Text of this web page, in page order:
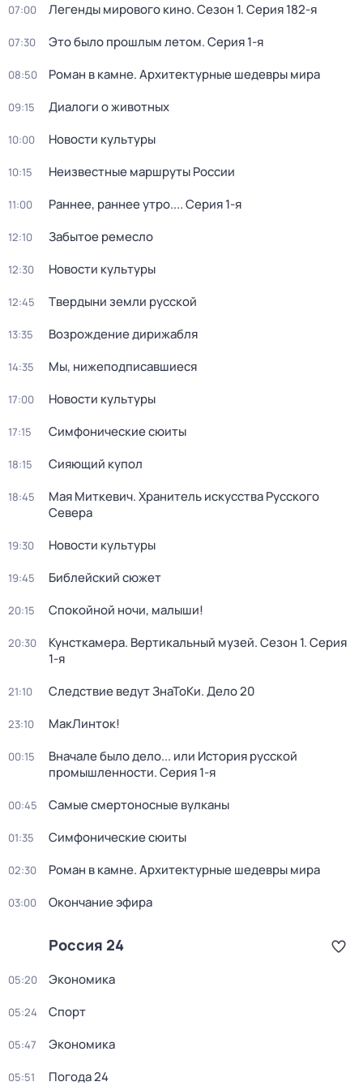
07:00 Легенды мирового кино. Сезон 1. Серия 182-я
07:30 Это было прошлым летом. Серия 1-я
08:50 Роман в камне. Архитектурные шедевры мира
09:15 Диалоги о животных
10:00 Новости культуры
10:15 Неизвестные маршруты России
11:00 Раннее, раннее утро.... Серия 1-я
12:10 Забытое ремесло
12:30 Новости культуры
12:45 Твердыни земли русской
13:35 Возрождение дирижабля
14:35 Мы, нижеподписавшиеся
17:00 Новости культуры
17:15 Симфонические сюиты
18:15 Сияющий купол
18:45
Мая Миткевич. Хранитель искусства Русского
Севера
19:30 Новости культуры
19:45 Библейский сюжет
20:15 Спокойной ночи, малыши!
20:30 Кунсткамера. Вертикальный музей. Сезон 1. Серия
1-я
21:10 Следствие ведут ЗнаТоКи. Дело 20
23:10 МакЛинток!
00:15
Вначале было дело... или История русской
промышленности. Серия 1-я
00:45 Самые смертоносные вулканы
01:35 Симфонические сюиты
02:30 Роман в камне. Архитектурные шедевры мира
03:00 Окончание эфира
Россия 24
05:20 Экономика
05:24 Спорт
05:47 Экономика
05:51 Погода 24